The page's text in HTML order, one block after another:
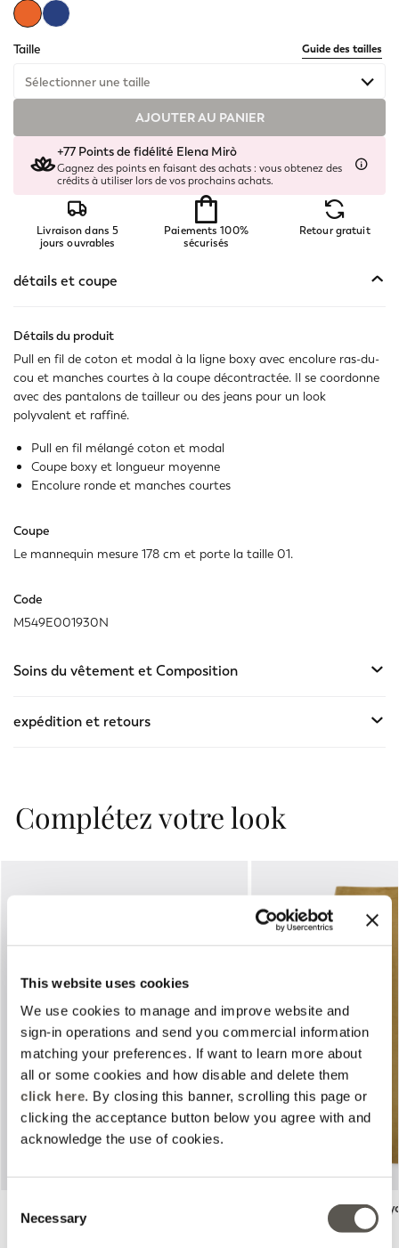
This website uses cookies
We use cookies to manage and improve website and
sign-in operations and send you commercial information
matching your preferences. If want to learn more about
all or some cookies and how disable and delete them
click here. By closing this banner, scrolling this page or
clicking the acceptance button below you agree with and
acknowledge the use of cookies.
Selection
Necessary
Taille
Guide des tailles
Sélectionner une taille
Non disponibleMontrer les articles similaires
Disponible
Non disponible
AJOUTER AU PANIER
+77 Points de fidélité Elena Mirò
Gagnez des points en faisant des achats : vous obtenez des
crédits à utiliser lors de vos prochains achats.
Livraison dans 5
jours ouvrables
Paiements 100%
sécurisés
Retour gratuit
détails et coupe
Détails du produit
Pull en fil de coton et modal à la ligne boxy avec encolure ras-du-
cou et manches courtes à la coupe décontractée. Il se coordonne
avec des pantalons de tailleur ou des jeans pour un look
polyvalent et raffiné.
Pull en fil mélangé coton et modal
Coupe boxy et longueur moyenne
Encolure ronde et manches courtes
Coupe
Le mannequin mesure 178 cm et porte la taille 01.
Code
M549E001930N
Soins du vêtement et Composition
expédition et retours
Complétez votre look
Beige
Cargo fluide mélange
Previous